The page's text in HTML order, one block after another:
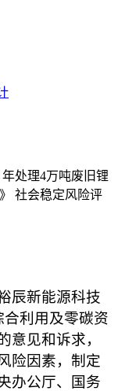
处理4万吨废旧锂
社会稳定风险评
辰新能源科技
利用及零碳资
意见和诉求，
险因素，制定
办公厅、国务